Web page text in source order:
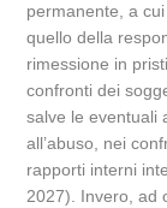
permanente, a
quello della
rimessione in
confronti dei
salve le eventuali
all’abuso, nei
rapporti interni
2027). Invero, ad